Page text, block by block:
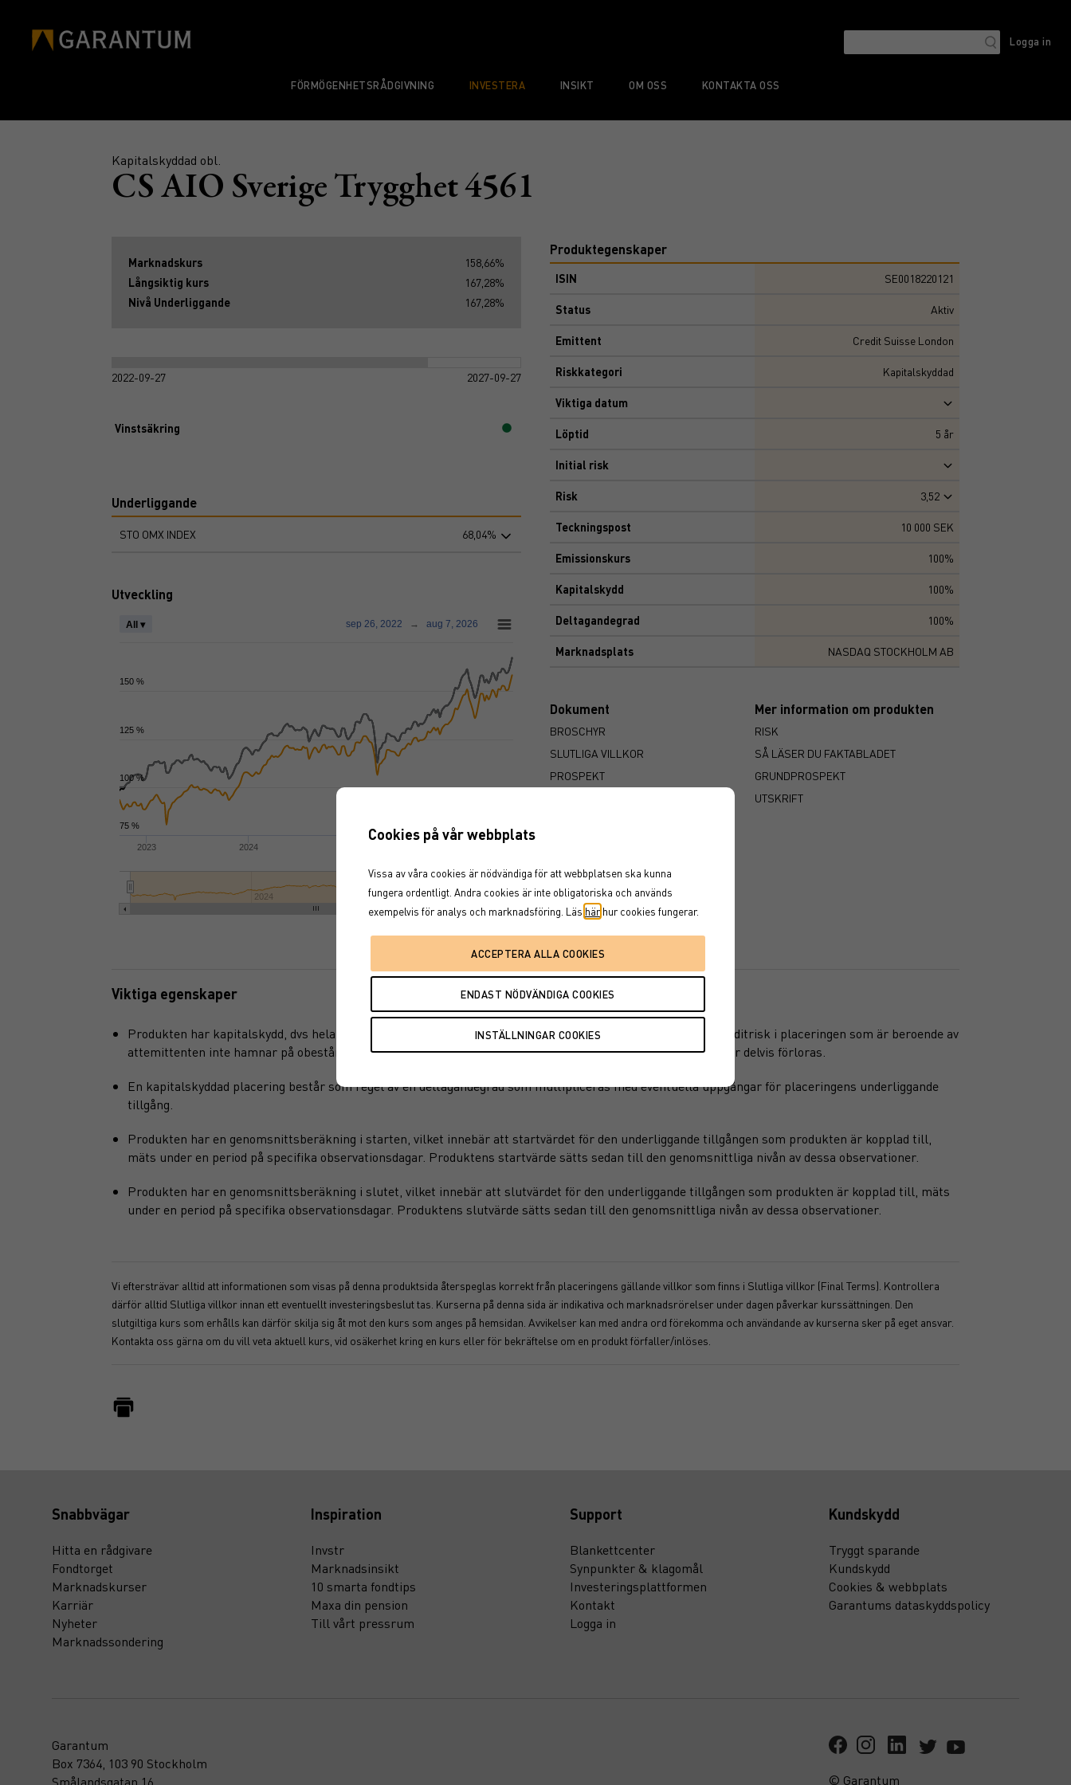
Logga in
FÖRMÖGENHETSRÅDGIVNING INVESTERA INSIKT OM OSS KONTAKTA OSS
Kapitalskyddad obl.
CS AIO Sverige Trygghet 4561
Marknadskurs
158,66%
Långsiktig kurs
167,28%
Nivå Underliggande
167,28%
2022-09-27 2027-09-27
Vinstsäkring
Underliggande
STO OMX INDEX 68,04%
Utveckling
2023 2024
2024 2026
100 %
75 %
125 %
150 %
All ▾ sep 26, 2022 → aug 7, 2026
Produktegenskaper
ISIN SE0018220121
Status Aktiv
Emittent Credit Suisse London
Riskkategori Kapitalskyddad
Viktiga datum
Löptid 5 år
Initial risk
Risk 3,52
Teckningspost 10 000 SEK
Emissionskurs 100%
Kapitalskydd 100%
Deltagandegrad 100%
Marknadsplats NASDAQ STOCKHOLM AB
Dokument
BROSCHYR
SLUTLIGA VILLKOR
PROSPEKT
Mer information om produkten
RISK
SÅ LÄSER DU FAKTABLADET
GRUNDPROSPEKT
UTSKRIFT
Viktiga egenskaper
Produkten har kapitalskydd, dvs hela det investerade kapitalet är skyddat vid löptidens slut. Det finns en kreditrisk i placeringen som är beroende av
attemittenten inte hamnar på obestånd eller försätts i konkurs vilket kan leda till att en investering helt eller delvis förloras.
En kapitalskyddad placering består som regel av en deltagandegrad som multipliceras med eventuella uppgångar för placeringens underliggande
tillgång.
Produkten har en genomsnittsberäkning i starten, vilket innebär att startvärdet för den underliggande tillgången som produkten är kopplad till,
mäts under en period på specifika observationsdagar. Produktens startvärde sätts sedan till den genomsnittliga nivån av dessa observationer.
Produkten har en genomsnittsberäkning i slutet, vilket innebär att slutvärdet för den underliggande tillgången som produkten är kopplad till, mäts
under en period på specifika observationsdagar. Produktens slutvärde sätts sedan till den genomsnittliga nivån av dessa observationer.
Vi eftersträvar alltid att informationen som visas på denna produktsida återspeglas korrekt från placeringens gällande villkor som finns i Slutliga villkor (Final Terms). Kontrollera
därför alltid Slutliga villkor innan ett eventuellt investeringsbeslut tas. Kurserna på denna sida är indikativa och marknadsrörelser under dagen påverkar kurssättningen. Den
slutgiltiga kurs som erhålls kan därför skilja sig åt mot den kurs som anges på hemsidan. Avvikelser kan med andra ord förekomma och användande av kurserna sker på eget ansvar.
Kontakta oss gärna om du vill veta aktuell kurs, vid osäkerhet kring en kurs eller för bekräftelse om en produkt förfaller/inlöses.
Snabbvägar
Hitta en rådgivare
Fondtorget
Marknadskurser
Karriär
Nyheter
Marknadssondering
Inspiration
Invstr
Marknadsinsikt
10 smarta fondtips
Maxa din pension
Till vårt pressrum
Support
Blankettcenter
Synpunkter & klagomål
Investeringsplattformen
Kontakt
Logga in
Kundskydd
Tryggt sparande
Kundskydd
Cookies & webbplats
Garantums dataskyddspolicy
Garantum
Box 7364, 103 90 Stockholm
Smålandsgatan 16
© Garantum
Cookies på vår webbplats
Vissa av våra cookies är nödvändiga för att webbplatsen ska kunna
fungera ordentligt. Andra cookies är inte obligatoriska och används
exempelvis för analys och marknadsföring. Läs här hur cookies fungerar.